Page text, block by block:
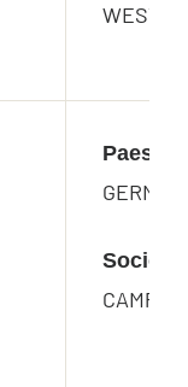
WEST,
Paese
Società